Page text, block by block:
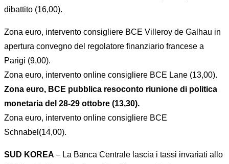
dibattito (16,00).
Zona euro, intervento consigliere BCE Villeroy de Galhau in
apertura convegno del regolatore finanziario francese a
Parigi (9,00).
Zona euro, intervento online consigliere BCE Lane (13,00).
Zona euro, BCE pubblica resoconto riunione di politica
monetaria del 28-29 ottobre (13,30).
Zona euro, intervento online consigliere BCE
Schnabel(14,00).
SUD KOREA – La Banca Centrale lascia i tassi invariati allo